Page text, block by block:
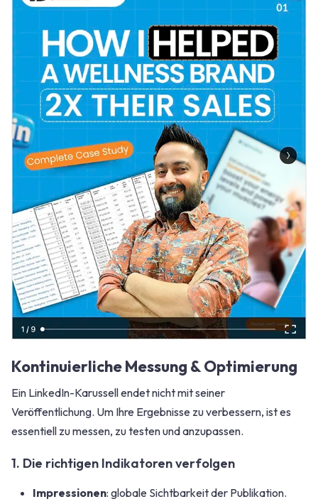
Kontinuierliche Messung & Optimierung
Ein LinkedIn-Karussell endet nicht mit seiner
Veröffentlichung. Um Ihre Ergebnisse zu verbessern, ist es
essentiell zu messen, zu testen und anzupassen.
1. Die richtigen Indikatoren verfolgen
Impressionen: globale Sichtbarkeit der Publikation.